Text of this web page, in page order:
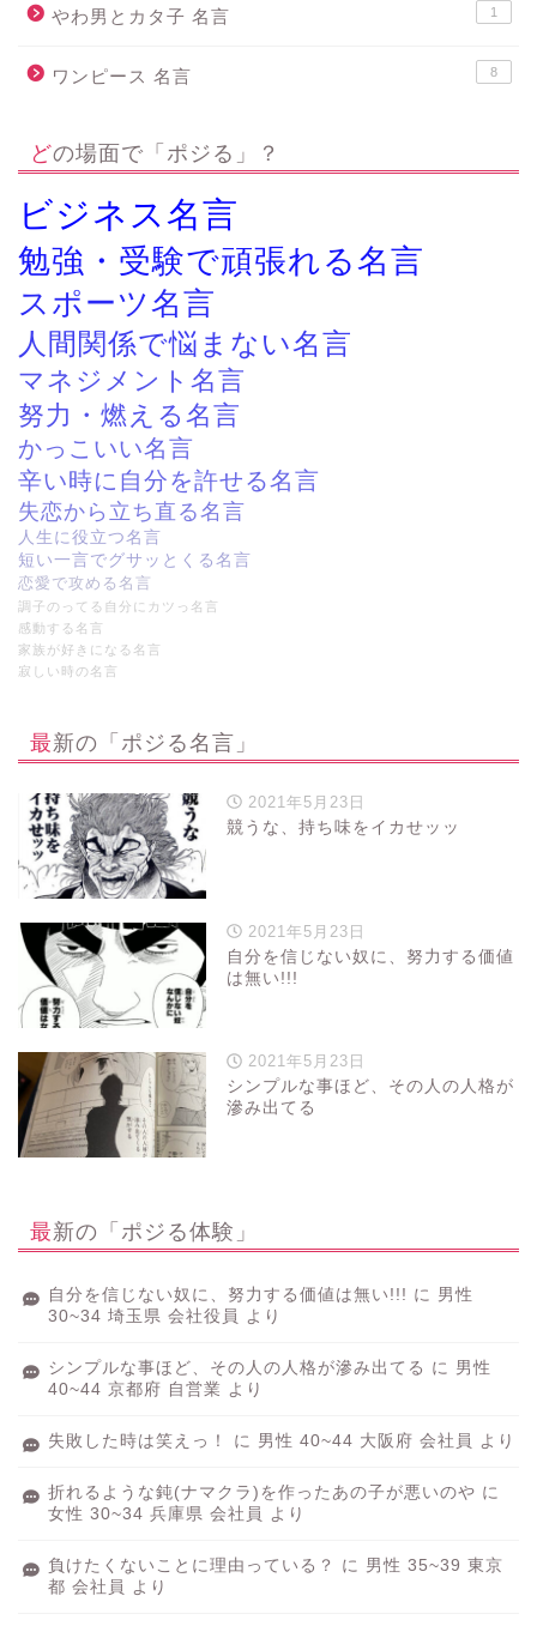
やわ男とカタ子 名言 1
ワンピース 名言 8
どの場面で「ポジる」？
ビジネス名言
勉強・受験で頑張れる名言
スポーツ名言
人間関係で悩まない名言
マネジメント名言
努力・燃える名言
かっこいい名言
辛い時に自分を許せる名言
失恋から立ち直る名言
人生に役立つ名言
短い一言でグサッとくる名言
恋愛で攻める名言
調子のってる自分にカツっ名言
感動する名言
家族が好きになる名言
寂しい時の名言
最新の「ポジる名言」
2021年5月23日
競うな、持ち味をイカせッッ
2021年5月23日
自分を信じない奴に、努力する価値
は無い!!!
2021年5月23日
シンプルな事ほど、その人の人格が
滲み出てる
最新の「ポジる体験」
自分を信じない奴に、努力する価値は無い!!! に 男性
30~34 埼玉県 会社役員
より
シンプルな事ほど、その人の人格が滲み出てる に 男性
40~44 京都府 自営業 より
失敗した時は笑えっ！ に 男性 40~44 大阪府 会社員 より
折れるような鈍(ナマクラ)を作ったあの子が悪いのや に
女性 30~34 兵庫県 会社員
より
負けたくないことに理由っている？ に 男性 35~39 東京
都 会社員
より